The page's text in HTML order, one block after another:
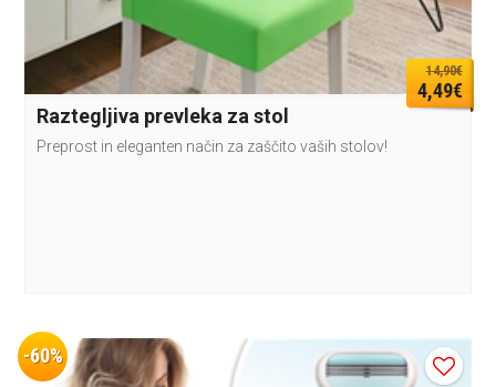
14,90€
4,49€
Raztegljiva prevleka za stol
Preprost in eleganten način za zaščito vaših stolov!
-60%